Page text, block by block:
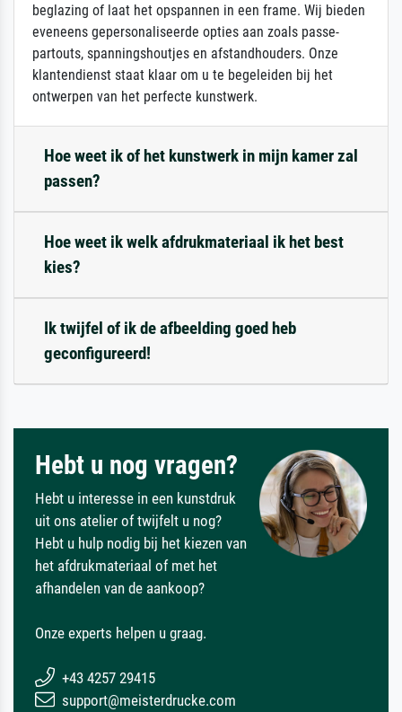
beglazing of laat het opspannen in een frame. Wij bieden
eveneens gepersonaliseerde opties aan zoals passe-
partouts, spanningshoutjes en afstandhouders. Onze
klantendienst staat klaar om u te begeleiden bij het
ontwerpen van het perfecte kunstwerk.
Hoe weet ik of het kunstwerk in mijn kamer zal
passen?
Hoe weet ik welk afdrukmateriaal ik het best
kies?
Ik twijfel of ik de afbeelding goed heb
geconfigureerd!
Hebt u nog vragen?
Hebt u interesse in een kunstdruk
uit ons atelier of twijfelt u nog?
Hebt u hulp nodig bij het kiezen van
het afdrukmateriaal of met het
afhandelen van de aankoop?
Onze experts helpen u graag.
+43 4257 29415
support@meisterdrucke.com